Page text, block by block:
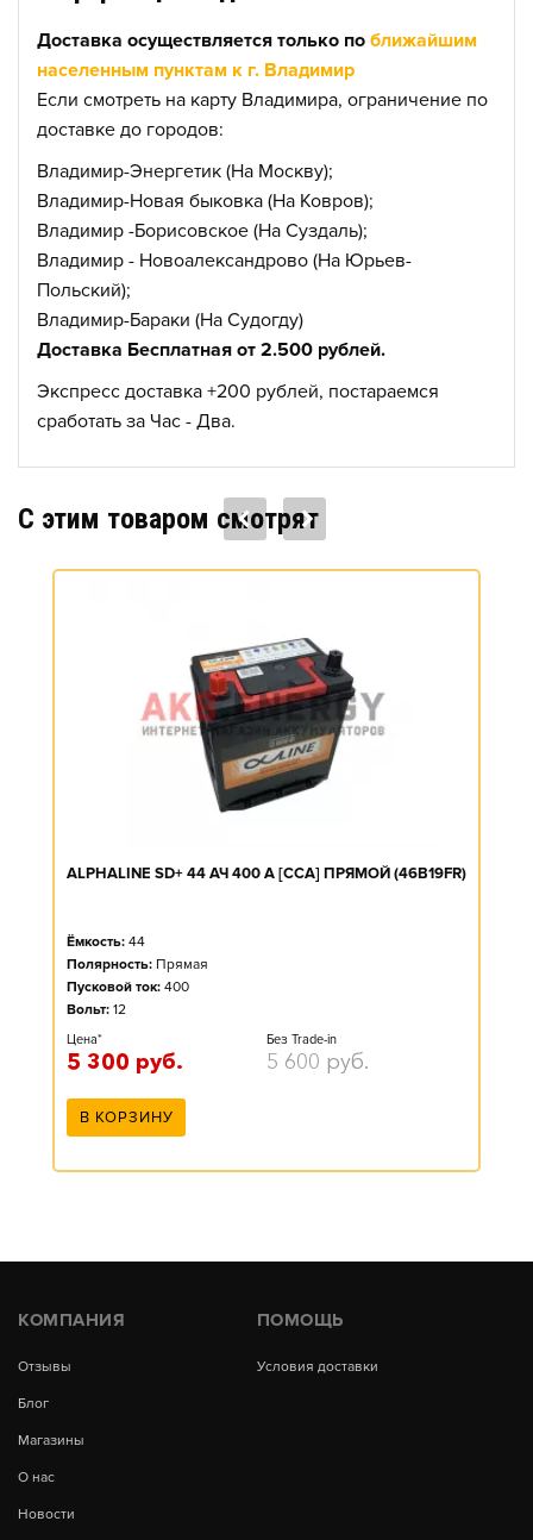
Доставка осуществляется только по ближайшим
населенным пунктам к г. Владимир
Если смотреть на карту Владимира, ограничение по
доставке до городов:
Владимир-Энергетик (На Москву);
Владимир-Новая быковка (На Ковров);
Владимир -Борисовское (На Суздаль);
Владимир - Новоалександрово (На Юрьев-
Польский);
Владимир-Бараки (На Судогду)
Доставка Бесплатная от 2.500 рублей.
Экспресс доставка +200 рублей, постараемся
сработать за Час - Два.
C этим товаром смотрят
ALPHALINE SD+ 44 АЧ 400 А [CCA] ПРЯМОЙ (46B19FR)
Ёмкость: 44
Полярность: Прямая
Пусковой ток: 400
Вольт: 12
Цена*
5 300 руб.
Без Trade-in
5 600 руб.
В КОРЗИНУ
КОМПАНИЯ
Отзывы
Блог
Магазины
О нас
Новости
ПОМОЩЬ
Условия доставки